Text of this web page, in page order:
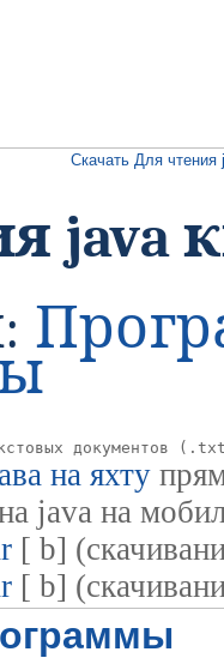
Скачать Для чтения
java
документов
на яхту
java на
[ b]
[ b]